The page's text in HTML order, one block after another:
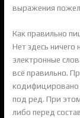
выражения
Как правильно
Нет здесь ничего
электронные
всё правильно.
кодифицировано
под ред. При
либо перед